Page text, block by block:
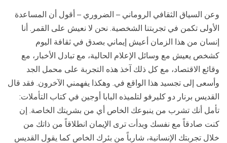
وعن السياق الثقافي الروماني – الضروري – أقول أن المساعدة
الأولى تكمن في تجربتنا الشخصية. نحن لا نعيش على القمر. أنا
إنسان من هذا الزمان أعيش إيماني بصدق في ثقافة اليوم
كشخص يعيش مع وسائل الإعلام الحالية، مع تبادل الأخبار، مع
وقائع الاقتصاد، مع كل ذلك آخذ هذه التجربة على محمل الجد
وأسعى إلى تجسيد هذا الواقع في. وهكذا يفهمني الآخرون. فقد قال
القديس برنار دو كليرفو لتلميذه البابا أوجين في كتاب التأملات:
تأمل أنك تشرب من ينبوعك الخاص أي من بشريتك الخاصة. إن
كنت صادقاً مع نفسك وبدأت ترى الإيمان انطلاقاً من ذاتك من
خلال تجربتك الإنسانية، شارباً من بئرك الخاص كما يقول القديس